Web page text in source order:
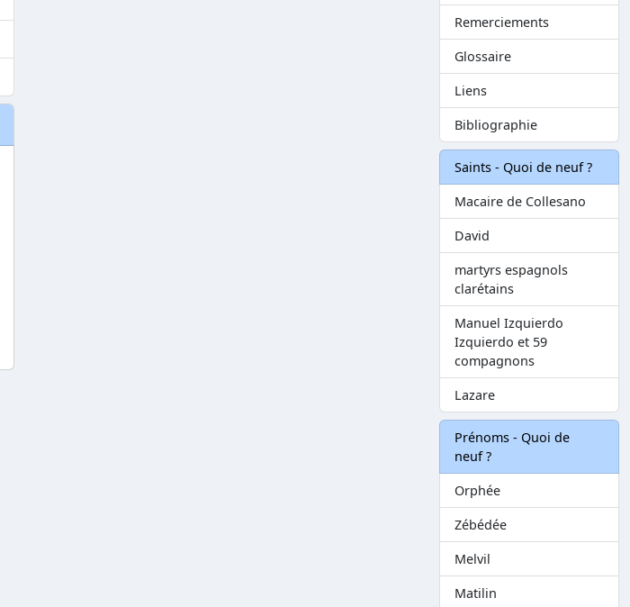
Remerciements
Glossaire
Liens
Bibliographie
Saints - Quoi de neuf ?
Macaire de Collesano
David
martyrs espagnols
clarétains
Manuel Izquierdo
Izquierdo et 59
compagnons
Lazare
Prénoms - Quoi de
neuf ?
Orphée
Zébédée
Melvil
Matilin